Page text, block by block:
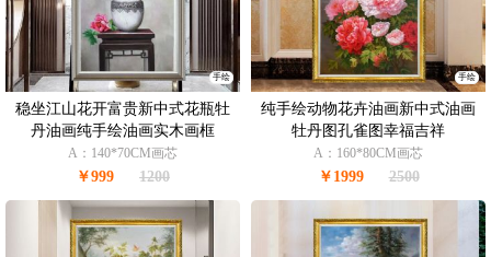
手绘
稳坐江山花开富贵新中式花瓶牡
丹油画纯手绘油画实木画框
A：140*70CM画芯
￥999 1200
手绘
纯手绘动物花卉油画新中式油画
牡丹图孔雀图幸福吉祥
A：160*80CM画芯
￥1999 2500